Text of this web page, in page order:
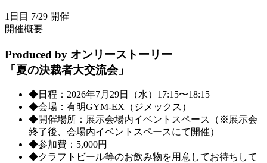
1日目 7/29 開催
開催概要
Produced by オンリーストーリー
「夏の決裁者大交流会」
◆日程：2026年7月29日（水） 17:15〜18:15
◆会場：有明GYM-EX（ジメックス）
◆開催場所：展示会場内イベントスペース（※展示会
終了後、会場内イベントスペースにて開催）
◆参加費：5,000円
◆クラフトビール等のお飲み物を用意してお待ちして